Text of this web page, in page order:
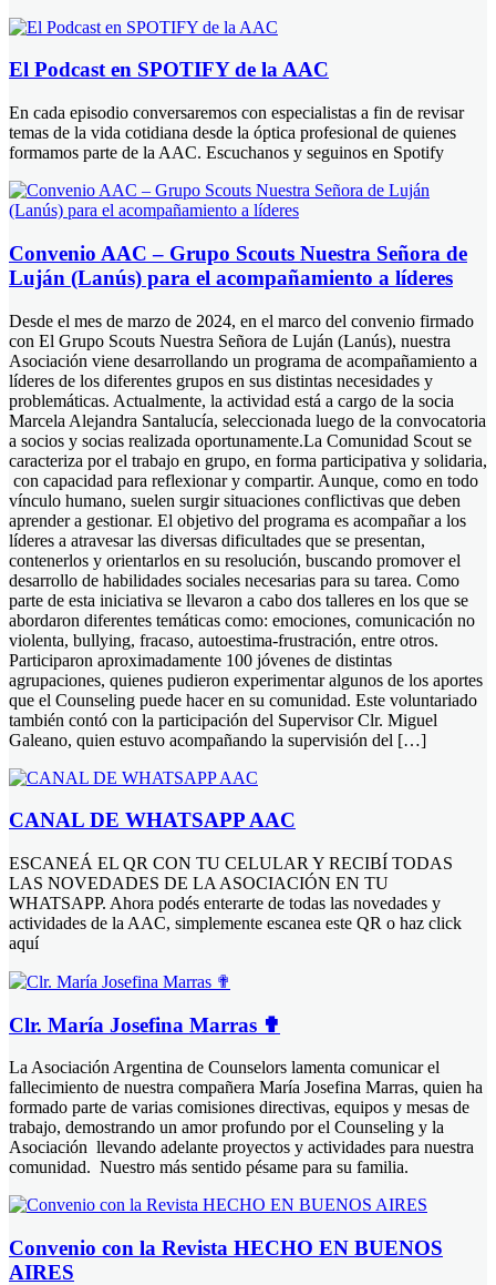
El Podcast en SPOTIFY de la AAC
En cada episodio conversaremos con especialistas a fin de revisar
temas de la vida cotidiana desde la óptica profesional de quienes
formamos parte de la AAC. Escuchanos y seguinos en Spotify
Convenio AAC – Grupo Scouts Nuestra Señora de
Luján (Lanús) para el acompañamiento a líderes
Desde el mes de marzo de 2024, en el marco del convenio firmado
con El Grupo Scouts Nuestra Señora de Luján (Lanús), nuestra
Asociación viene desarrollando un programa de acompañamiento a
líderes de los diferentes grupos en sus distintas necesidades y
problemáticas. Actualmente, la actividad está a cargo de la socia
Marcela Alejandra Santalucía, seleccionada luego de la convocatoria
a socios y socias realizada oportunamente.La Comunidad Scout se
caracteriza por el trabajo en grupo, en forma participativa y solidaria,
con capacidad para reflexionar y compartir. Aunque, como en todo
vínculo humano, suelen surgir situaciones conflictivas que deben
aprender a gestionar. El objetivo del programa es acompañar a los
líderes a atravesar las diversas dificultades que se presentan,
contenerlos y orientarlos en su resolución, buscando promover el
desarrollo de habilidades sociales necesarias para su tarea. Como
parte de esta iniciativa se llevaron a cabo dos talleres en los que se
abordaron diferentes temáticas como: emociones, comunicación no
violenta, bullying, fracaso, autoestima-frustración, entre otros.
Participaron aproximadamente 100 jóvenes de distintas
agrupaciones, quienes pudieron experimentar algunos de los aportes
que el Counseling puede hacer en su comunidad. Este voluntariado
también contó con la participación del Supervisor Clr. Miguel
Galeano, quien estuvo acompañando la supervisión del […]
CANAL DE WHATSAPP AAC
ESCANEÁ EL QR CON TU CELULAR Y RECIBÍ TODAS
LAS NOVEDADES DE LA ASOCIACIÓN EN TU
WHATSAPP. Ahora podés enterarte de todas las novedades y
actividades de la AAC, simplemente escanea este QR o haz click
aquí
Clr. María Josefina Marras ✟
La Asociación Argentina de Counselors lamenta comunicar el
fallecimiento de nuestra compañera María Josefina Marras, quien ha
formado parte de varias comisiones directivas, equipos y mesas de
trabajo, demostrando un amor profundo por el Counseling y la
Asociación llevando adelante proyectos y actividades para nuestra
comunidad. Nuestro más sentido pésame para su familia.
Convenio con la Revista HECHO EN BUENOS
AIRES